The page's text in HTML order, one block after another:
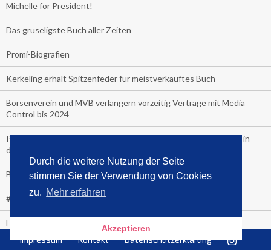
Durch die weitere Nutzung der Seite
stimmen Sie der Verwendung von Cookies
zu. Mehr erfahren
Akzeptieren
Michelle for President!
Das gruseligste Buch aller Zeiten
Promi-Biografien
Kerkeling erhält Spitzenfeder für meistverkauftes Buch
Börsenverein und MVB verlängern vorzeitig Verträge mit Media
Control bis 2024
PocketBook, Ceebo und Umbreit bringen Hörbuch-Downloads in
die Cloud
Bella Bella
#1-Bestseller: "Das ist Alpha!" von Kollegah
Hammer! "Fear: Trump in the White House" (auf Englisch) von
Impressum Kontakt Datenschutzerklärung